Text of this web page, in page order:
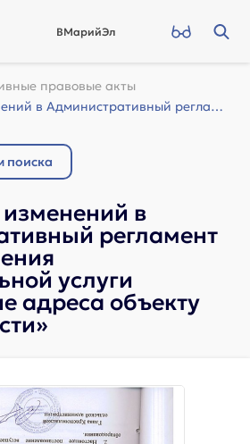
ВМарийЭл
правовые акты
О внесении изменений в Административный регламент предоставления муниципальной ...
поиска
в
регламент
услуги
адреса объекту